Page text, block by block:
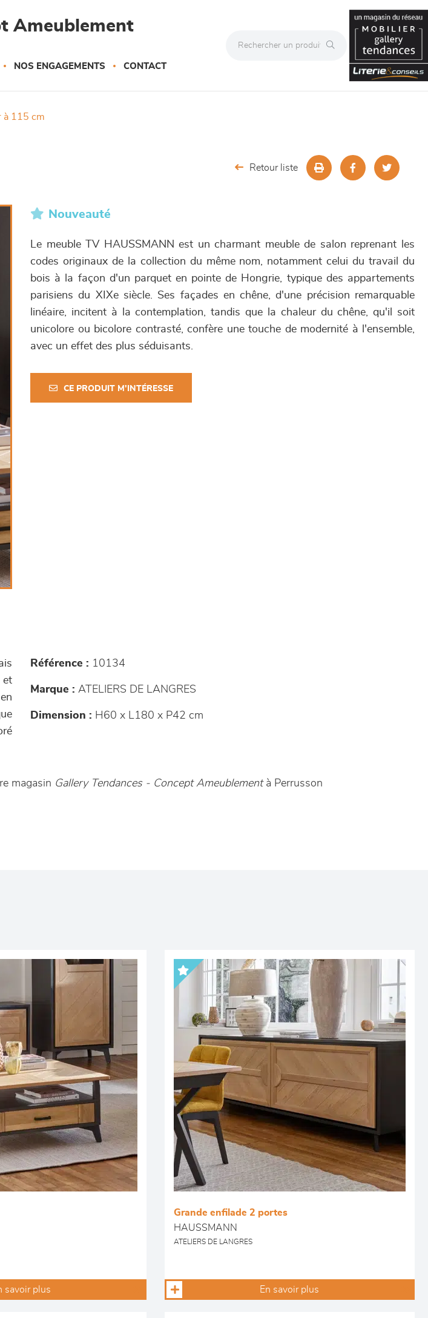
Ameublement
NOS ENGAGEMENTS CONTACT
à 115 cm
Retour liste
Nouveauté
Le meuble TV HAUSSMANN est un charmant meuble de salon reprenant les
codes originaux de la collection du même nom, notamment celui du travail du
bois à la façon d'un parquet en pointe de Hongrie, typique des appartements
parisiens du XIXe siècle. Ses façades en chêne, d'une précision remarquable
linéaire, incitent à la contemplation, tandis que la chaleur du chêne, qu'il soit
unicolore ou bicolore contrasté, confère une touche de modernité à l'ensemble,
avec un effet des plus séduisants.
CE PRODUIT M'INTÉRESSE
et
Référence : 10134
Marque : ATELIERS DE LANGRES
Dimension : H60 x L180 x P42 cm
magasin Gallery Tendances - Concept Ameublement à Perrusson
savoir plus
Grande enfilade 2 portes
HAUSSMANN
ATELIERS DE LANGRES
En savoir plus